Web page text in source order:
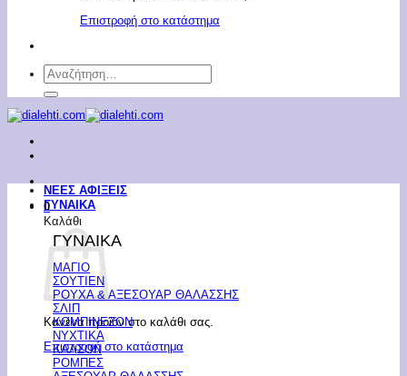
Επιστροφή στο κατάστημα
Αναζήτηση
για:
0
Καλάθι
Κανένα προϊόν στο καλάθι σας.
Επιστροφή στο κατάστημα
ΝΕΕΣ ΑΦΙΞΕΙΣ
ΓΥΝΑΙΚΑ
ΓΥΝΑΙΚΑ
ΜΑΓΙΟ
ΣΟΥΤΙΕΝ
ΡΟΥΧΑ & ΑΞΕΣΟΥΑΡ ΘΑΛΑΣΣΗΣ
ΣΛΙΠ
ΚΟΜΠΙΝΕΖΟΝ
ΝΥΧΤΙΚΑ
ΚΑΛΣΟΝ
ΡΟΜΠΕΣ